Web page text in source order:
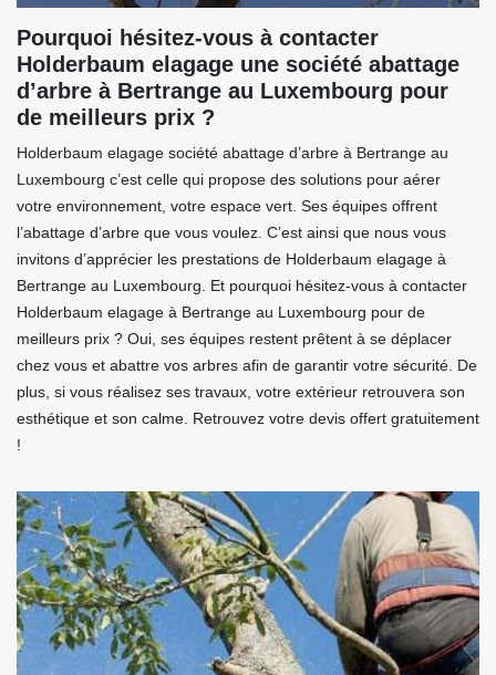
Pourquoi hésitez-vous à contacter
Holderbaum elagage une société abattage
d’arbre à Bertrange au Luxembourg pour
de meilleurs prix ?
Holderbaum elagage société abattage d’arbre à Bertrange au
Luxembourg c’est celle qui propose des solutions pour aérer
votre environnement, votre espace vert. Ses équipes offrent
l’abattage d’arbre que vous voulez. C’est ainsi que nous vous
invitons d’apprécier les prestations de Holderbaum elagage à
Bertrange au Luxembourg. Et pourquoi hésitez-vous à contacter
Holderbaum elagage à Bertrange au Luxembourg pour de
meilleurs prix ? Oui, ses équipes restent prêtent à se déplacer
chez vous et abattre vos arbres afin de garantir votre sécurité. De
plus, si vous réalisez ses travaux, votre extérieur retrouvera son
esthétique et son calme. Retrouvez votre devis offert gratuitement
!